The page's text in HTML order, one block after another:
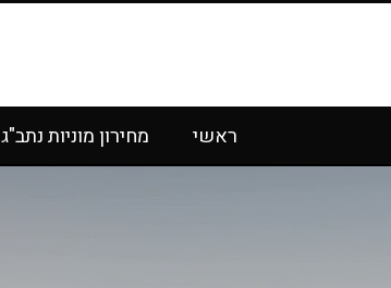
ראשי מחירון מוניות נתב"ג